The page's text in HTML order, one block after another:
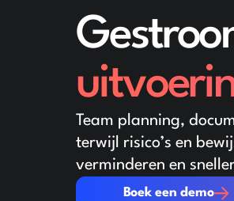
Team planning,
terwijl risico’s en
verminderen en
Boek een demo
Boek een demo